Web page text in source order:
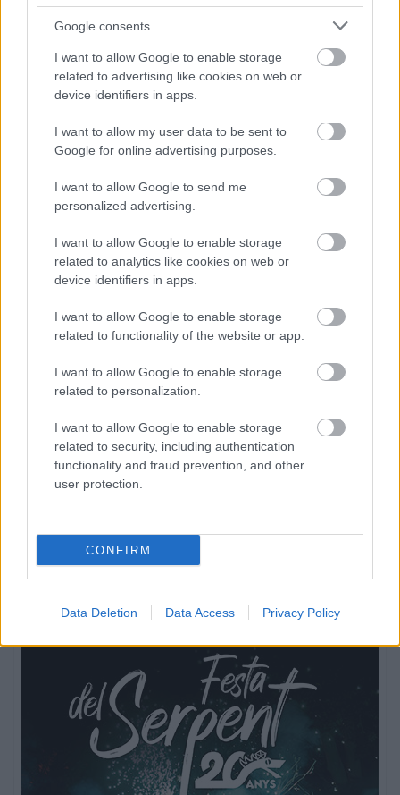
Google consents
I want to allow Google to enable storage
related to advertising like cookies on web or
device identifiers in apps.
I want to allow my user data to be sent to
Google for online advertising purposes.
I want to allow Google to send me
personalized advertising.
I want to allow Google to enable storage
related to analytics like cookies on web or
device identifiers in apps.
I want to allow Google to enable storage
related to functionality of the website or app.
I want to allow Google to enable storage
related to personalization.
I want to allow Google to enable storage
related to security, including authentication
functionality and fraud prevention, and other
user protection.
CONFIRM
Data Deletion Data Access Privacy Policy